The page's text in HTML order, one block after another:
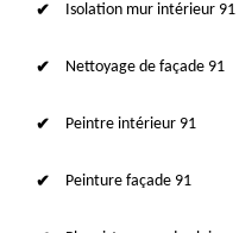
Isolation mur intérieur 91
Nettoyage de façade 91
Peintre intérieur 91
Peinture façade 91